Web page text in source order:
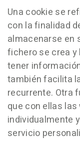
Una cookie se
con la finalidad
almacenarse en
fichero se crea
tener
también facilita
recurrente. Otra
que con ellas
individualmente
servicio